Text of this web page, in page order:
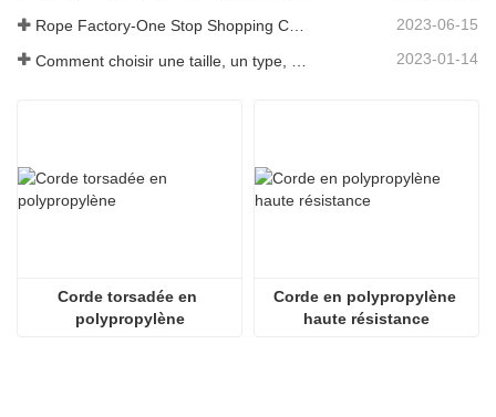
Rope Factory-One Stop Shopping Center-Tai an Rope LTD 2023-06-15
2023-01-14
Corde torsadée en
polypropylène
Corde en polypropylène
haute résistance